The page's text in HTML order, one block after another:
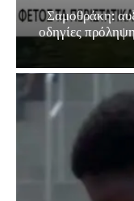
Σαμοθράκη:
οδηγίες